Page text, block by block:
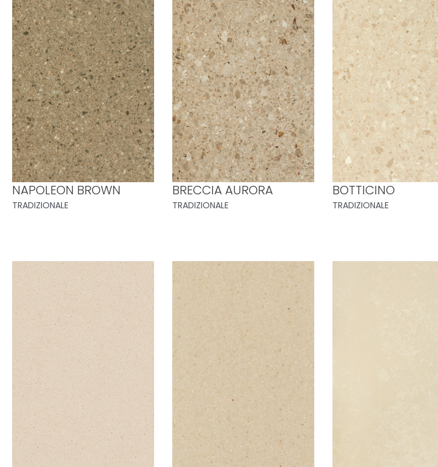
NAPOLEON BROWN
TRADIZIONALE
BRECCIA AURORA
TRADIZIONALE
BOTTICINO
TRADIZIONALE